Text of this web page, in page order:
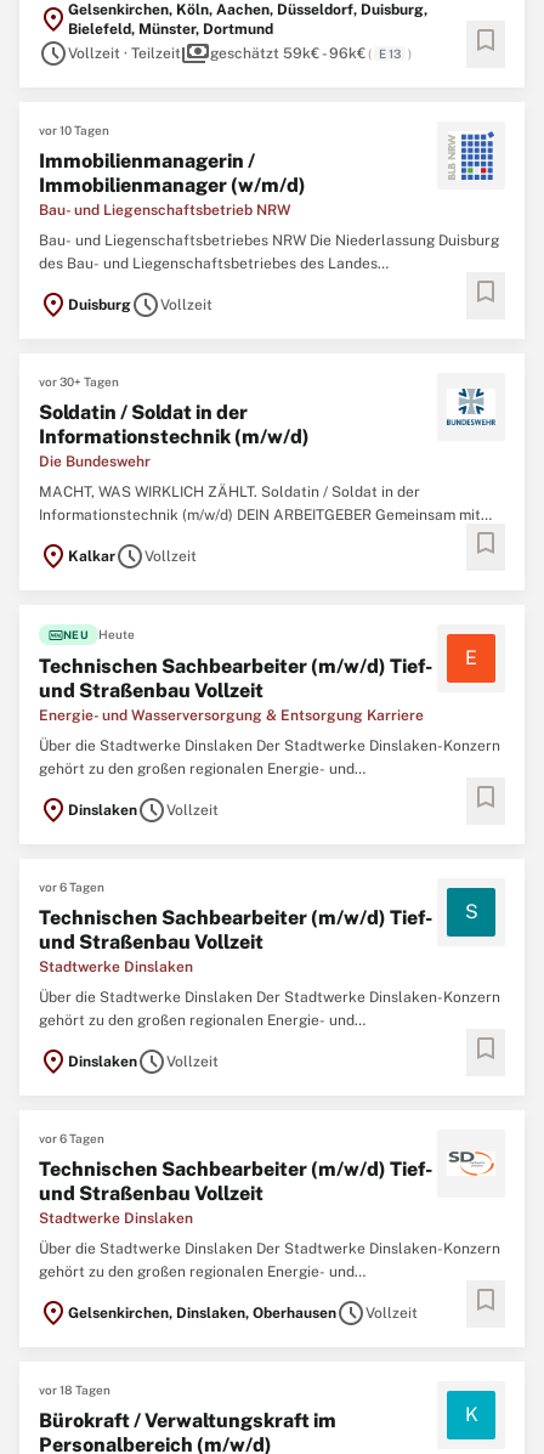
location_on Gelsenkirchen, Köln, Aachen, Düsseldorf, Duisburg,
Bielefeld, Münster, Dortmund
scheduleVollzeit · Teilzeitpaymentsgeschätzt 59k€ - 96k€( E 13 ) bookmark
vor 10 Tagen
Immobilienmanagerin /
Immobilienmanager (w/m/d)
Bau- und Liegenschaftsbetrieb NRW
Bau- und Liegenschaftsbetriebes NRW Die Niederlassung Duisburg
des Bau- und Liegenschaftsbetriebes des Landes
Zeitpunkt eine/einen Immobilienmanagerin / Immobilienmanager
location_on DuisburgscheduleVollzeit bookmark
vor 30+ Tagen
Soldatin / Soldat in der
Informationstechnik (m/w/d)
Die Bundeswehr
MACHT, WAS WIRKLICH ZÄHLT. Soldatin / Soldat in der
Informationstechnik (m/w/d) DEIN ARBEITGEBER Gemeinsam mit
über 260.000 militärischen und zivilen Mitarbeitenden garantieren
wir Sicherheit, Souveränität und die außenpolitische
location_on KalkarscheduleVollzeit bookmark
fiber_newNEU Heute
Technischen Sachbearbeiter (m/w/d) Tief-
und Straßenbau Vollzeit
Energie- und Wasserversorgung & Entsorgung Karriere
E
Über die Stadtwerke Dinslaken Der Stadtwerke Dinslaken-Konzern
gehört zu den großen regionalen Energie- und
Mitarbeitenden und 24 Tochter- und Beteiligungsgesellschaften
location_on DinslakenscheduleVollzeit bookmark
vor 6 Tagen
Technischen Sachbearbeiter (m/w/d) Tief-
und Straßenbau Vollzeit
Stadtwerke Dinslaken
S
Über die Stadtwerke Dinslaken Der Stadtwerke Dinslaken-Konzern
gehört zu den großen regionalen Energie- und
Mitarbeitenden und 24 Tochter- und Beteiligungsgesellschaften
location_on DinslakenscheduleVollzeit bookmark
vor 6 Tagen
Technischen Sachbearbeiter (m/w/d) Tief-
und Straßenbau Vollzeit
Stadtwerke Dinslaken
Über die Stadtwerke Dinslaken Der Stadtwerke Dinslaken-Konzern
gehört zu den großen regionalen Energie- und
Mitarbeitenden und 24 Tochter- und Beteiligungsgesellschaften
location_on Gelsenkirchen, Dinslaken, OberhausenscheduleVollzeit bookmark
vor 18 Tagen
Bürokraft / Verwaltungskraft im
Personalbereich (m/w/d)
K